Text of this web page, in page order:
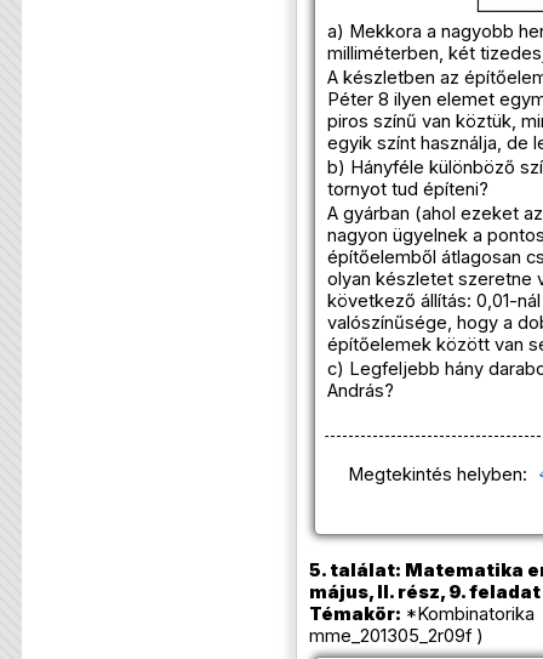
a) Mekkora a nagyobb
milliméterben, két
A készletben az
Péter 8 ilyen elemet
piros színű van köztük,
egyik színt használja, de
b) Hányféle különböző
tornyot tud építeni?
A gyárban (ahol ezeket
nagyon ügyelnek a
építőelemből átlagosan
olyan készletet szeretne
következő állítás: 0,01-
valószínűsége, hogy a
építőelemek között van
c) Legfeljebb hány
András?
Megtekintés helyben:
5. találat: Matematika
május, II. rész, 9. feladat
Témakör:
mme_201305_2r09f )